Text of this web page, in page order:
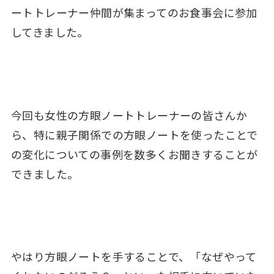
ートトレーナー仲間が集まってのお食事会に参加
してきました。
今回も女性の方眼ノートトレーナーの皆さんか
ら、特に親子関係での方眼ノートを使ったことで
の変化についての事例を数多くお聞きすることが
できました。
やはり方眼ノートを手することで、「なぜやって